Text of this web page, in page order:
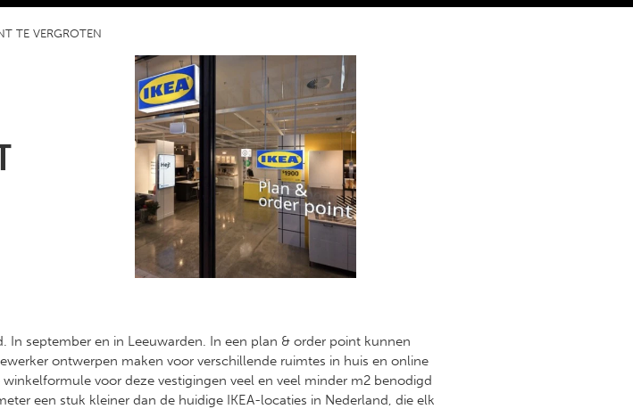
TE VERGROTEN
september en in Leeuwarden. In een plan & order point kunnen
ontwerpen maken voor verschillende ruimtes in huis en online
voor deze vestigingen veel en veel minder m2 benodigd
een stuk kleiner dan de huidige IKEA-locaties in Nederland, die elk